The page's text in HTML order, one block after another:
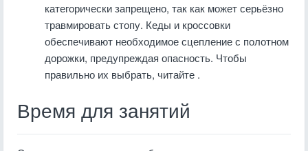
категорически запрещено, так как может серьёзно
травмировать стопу. Кеды и кроссовки
обеспечивают необходимое сцепление с полотном
дорожки, предупреждая опасность. Чтобы
правильно их выбрать, читайте .
Время для занятий